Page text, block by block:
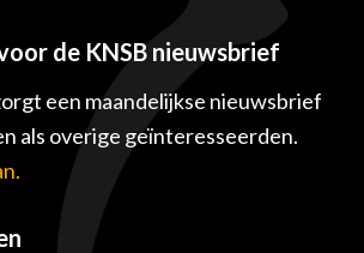
de KNSB nieuwsbrief
een maandelijkse nieuwsbrief
als overige geïnteresseerden.